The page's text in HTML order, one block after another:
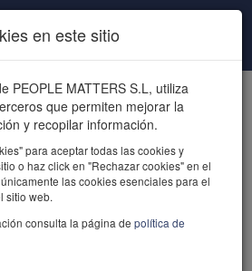
by talent
en este sitio
PEOPLE MATTERS S.L, utiliza
que permiten mejorar la
y recopilar información.
para aceptar todas las cookies y
o haz click en "Rechazar cookies" en el
las cookies esenciales para el
sitio web.
consulta la página de política de